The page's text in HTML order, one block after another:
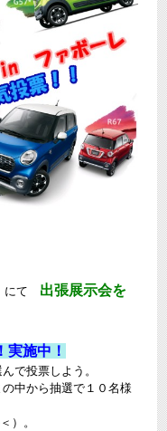
にて 出張展示会を
実施中！
で投票しよう。
中から抽選で１０名様
）。